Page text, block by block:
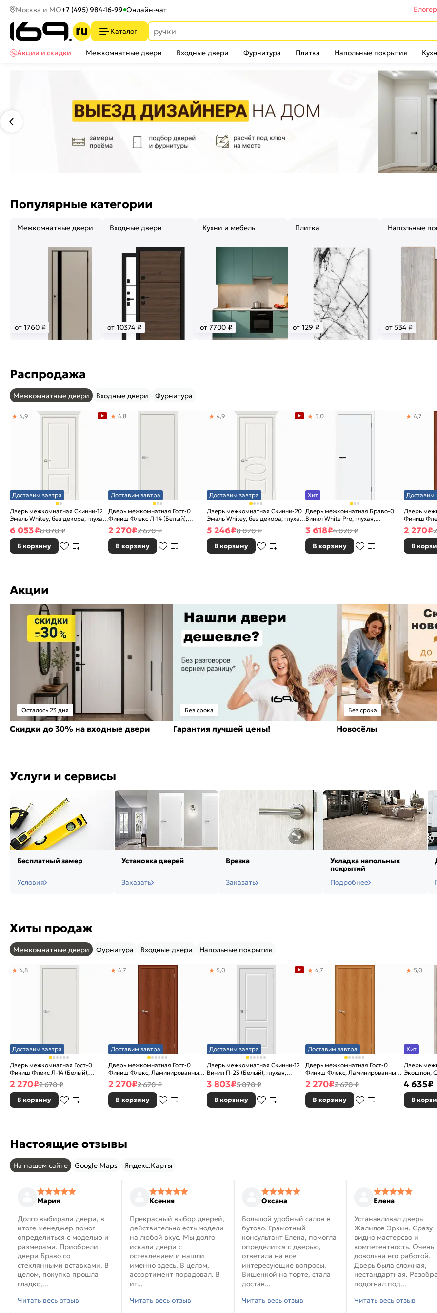
Москва и МО+7 (495) 984-16-99 Онлайн-чат
Каталог
Акции и скидки
Межкомнатные двери Входные двери Фурнитура Плитка Напольные покрытия
Популярные категории
Межкомнатные двери
от 1760 ₽
Входные двери
от 10374 ₽
Кухни и мебель
от 7700 ₽
Плитка
от 129 ₽
Напольные
от 534 ₽
Распродажа
Межкомнатные двери Входные двери Фурнитура
Доставим завтра
Дверь межкомнатная Скинни-12
Эмаль Whitey, без декора, глухая,
без стекла, без кромки, скиновая
4,9
6 053₽8 070 ₽
В корзину
Доставим завтра
Дверь межкомнатная Гост-0
Финиш Флекс Л-14 (Белый),
глухая, каркасно-щитовая
4,8
2 270₽2 670 ₽
В корзину
Доставим завтра
Дверь межкомнатная Скинни-20
Эмаль Whitey, без декора, глухая,
без стекла, без кромки, скиновая
4,9
5 246₽8 070 ₽
В корзину
Хит
Дверь межкомнатная Браво-0
Винил White Pro, глухая,
каркасно-щитовая
5,0
3 618₽4 020 ₽
В корзину
Доставим
Дверь
Финиш
Л-11
каркасно-
4,7
2 270₽
В
Акции
Осталось 23 дня
Скидки до 30% на входные двери
Без срока
Гарантия лучшей цены!
Без срока
Новосёлы
Услуги и сервисы
Бесплатный замер
Условия
Установка дверей
Заказать
Врезка
Заказать
Укладка напольных
покрытий
Подробнее
Хиты продаж
Межкомнатные двери Фурнитура Входные двери Напольные покрытия
Доставим завтра
Дверь межкомнатная Гост-0
Финиш Флекс Л-14 (Белый),
глухая, каркасно-щитовая
4,8
2 270₽2 670 ₽
В корзину
Доставим завтра
Дверь межкомнатная Гост-0
Финиш Флекс, Ламинированные
Л-11 (ИталОрех), глухая,
каркасно-щитовая
4,7
2 270₽2 670 ₽
В корзину
Доставим завтра
Дверь межкомнатная Скинни-12
Винил П-23 (Белый), глухая,
скиновая
5,0
3 803₽5 070 ₽
В корзину
Доставим завтра
Дверь межкомнатная Гост-0
Финиш Флекс, Ламинированные
Л-12 (МиланОрех), глухая,
каркасно-щитовая
4,7
2 270₽2 670 ₽
В корзину
Хит
Дверь
Экошпон,
5,0
4 635₽
В
Настоящие отзывы
На нашем сайте Google Maps Яндекс.Карты
Мария
Долго выбирали двери, в
итоге менеджер помог
определиться с моделью и
размерами. Приобрели
двери Браво со
стеклянными вставками. В
целом, покупка прошла
гладко,...
Читать весь отзыв
Ксения
Прекрасный выбор дверей,
действительно есть модели
на любой вкус. Мы долго
искали двери с
остеклением и нашли
именно здесь. В целом,
ассортимент порадовал. В
ит...
Читать весь отзыв
Оксана
Большой удобный салон в
бутово. Грамотный
консультант Елена, помогла
определится с дверью,
ответила на все
интересующие вопросы.
Вишенкой на торте, стала
достав...
Читать весь отзыв
Елена
Устанавливал дверь
Жалилов Эркин. Сразу
видно мастерсво и
компетентность. Очень
довольна его работой.
Дверь была сложная,
нестандартная.
подогнал под...
Читать весь отзыв